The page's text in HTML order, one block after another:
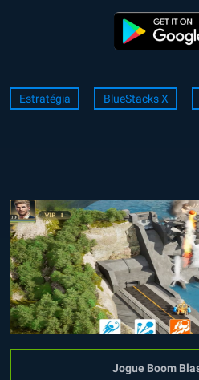
Estratégia BlueStacks X
Jogue Boom